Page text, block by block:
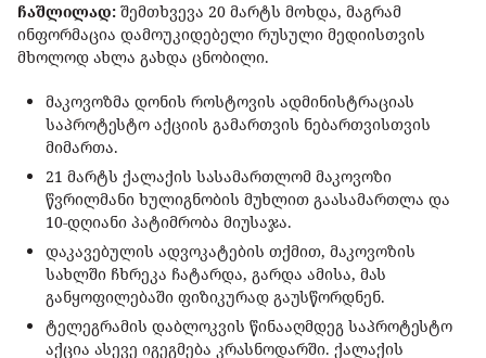
ჩაშლილად: შემთხვევა 20 მარტს მოხდა, მაგრამ
ინფორმაცია დამოუკიდებელი რუსული მედიისთვის
მხოლოდ ახლა გახდა ცნობილი.
მაკოვოზმა დონის როსტოვის ადმინისტრაციას
საპროტესტო აქციის გამართვის ნებართვისთვის
მიმართა.
21 მარტს ქალაქის სასამართლომ მაკოვოზი
წვრილმანი ხულიგნობის მუხლით გაასამართლა და
10-დღიანი პატიმრობა მიუსაჯა.
დაკავებულის ადვოკატების თქმით, მაკოვოზის
სახლში ჩხრეკა ჩატარდა, გარდა ამისა, მას
განყოფილებაში ფიზიკურად გაუსწორდნენ.
ტელეგრამის დაბლოკვის წინააღმდეგ საპროტესტო
აქცია ასევე იგეგმება კრასნოდარში. ქალაქის